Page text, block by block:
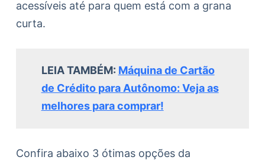
acessíveis até para quem está com a grana
curta.
LEIA TAMBÉM: Máquina de Cartão
de Crédito para Autônomo: Veja as
melhores para comprar!
Confira abaixo 3 ótimas opções da